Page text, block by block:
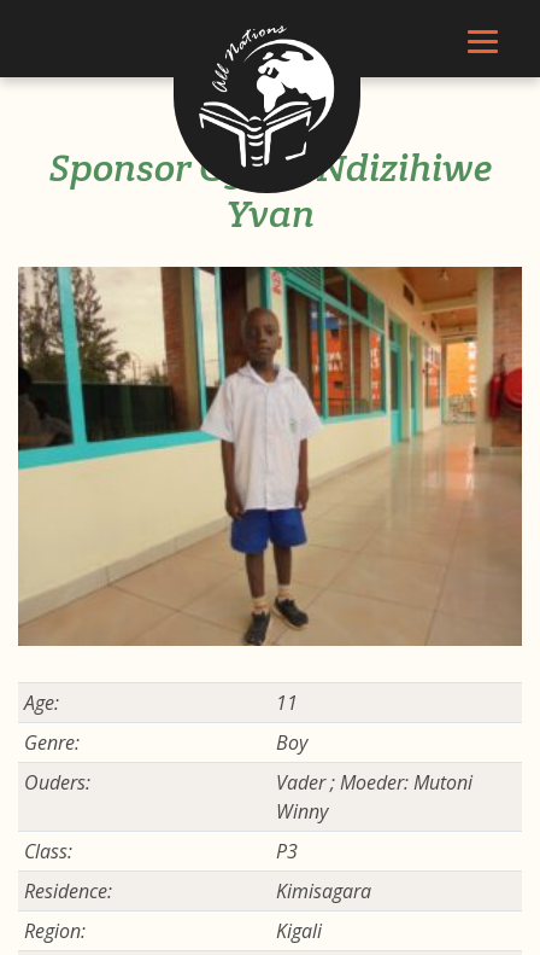
Sponsor Cyusa Ndizihiwe
Yvan
Age:
11
Genre:
Boy
Ouders:
Vader ; Moeder: Mutoni
Winny
Class:
P3
Residence:
Kimisagara
Region:
Kigali